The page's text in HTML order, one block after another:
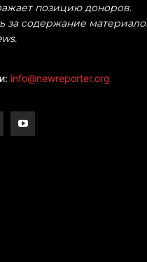
позицию доноров.
за содержание
info@newreporter.org